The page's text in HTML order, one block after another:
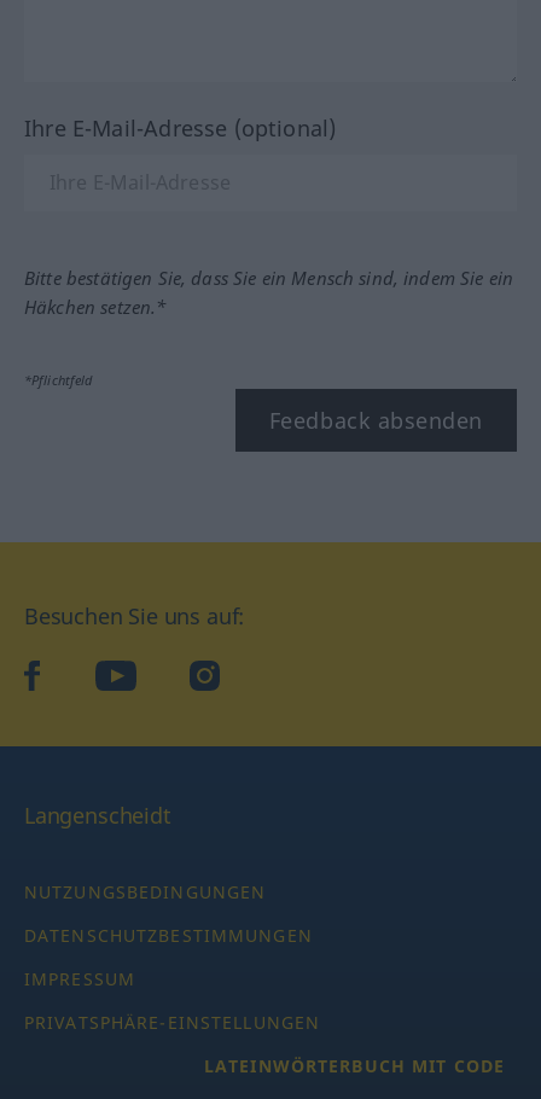
Ihre E-Mail-Adresse (optional)
Bitte bestätigen Sie, dass Sie ein Mensch sind, indem Sie ein
Häkchen setzen.*
*Pflichtfeld
Feedback absenden
Besuchen Sie uns auf:
facebookYouTube Instagram
Langenscheidt
NUTZUNGSBEDINGUNGEN
DATENSCHUTZBESTIMMUNGEN
IMPRESSUM
PRIVATSPHÄRE-EINSTELLUNGEN
LATEINWÖRTERBUCH MIT CODE